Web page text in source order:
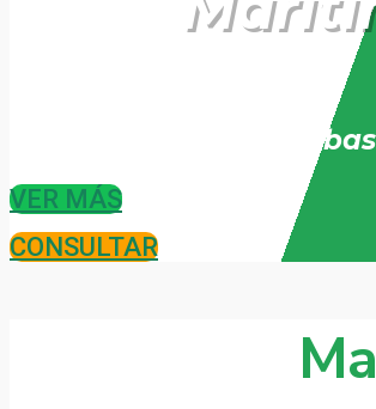
Pedido
VER MÁS
CONSULTAR